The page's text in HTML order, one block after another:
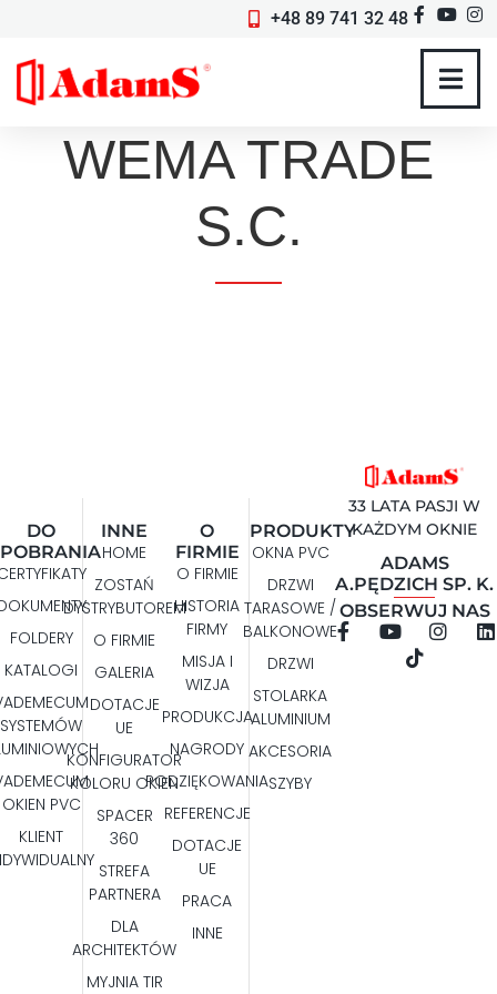
+48 89 741 32 48
WEMA TRADE
S.C.
OBSERWUJ NAS
33 LATA PASJI W
KAŻDYM OKNIE
ADAMS
A.PĘDZICH SP. K.
PRODUKTY
OKNA PVC
DRZWI
TARASOWE /
BALKONOWE
DRZWI
STOLARKA
ALUMINIUM
AKCESORIA
SZYBY
O
FIRMIE
O FIRMIE
HISTORIA
FIRMY
MISJA I
WIZJA
PRODUKCJA
NAGRODY
PODZIĘKOWANIA
REFERENCJE
DOTACJE
UE
PRACA
INNE
INNE
HOME
ZOSTAŃ
DYSTRYBUTOREM
O FIRMIE
GALERIA
DOTACJE
UE
KONFIGURATOR
KOLORU OKIEN
SPACER
360
STREFA
PARTNERA
DLA
ARCHITEKTÓW
MYJNIA TIR
DO
POBRANIA
FOLDERY
KATALOGI
SYSTEMÓW
OKIEN PVC
KLIENT